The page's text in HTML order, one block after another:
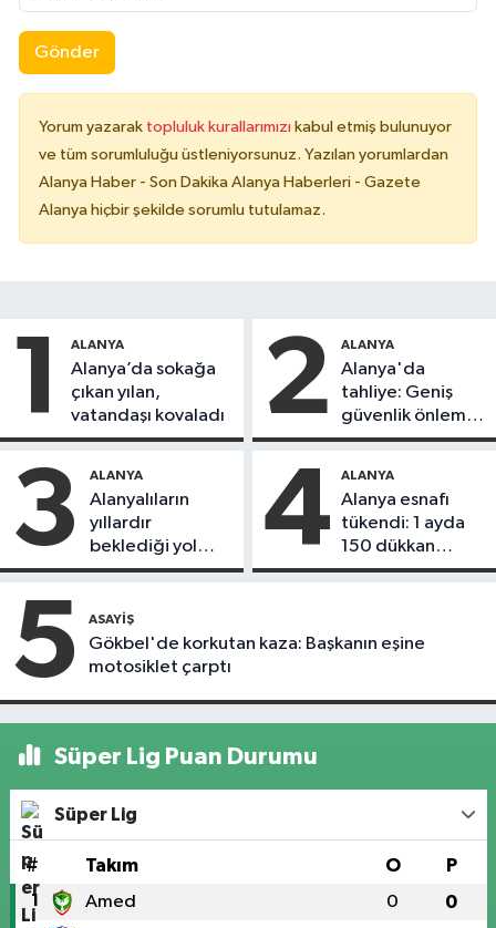
Gönder
Yorum yazarak topluluk kurallarımızı kabul etmiş bulunuyor
ve tüm sorumluluğu üstleniyorsunuz. Yazılan yorumlardan
Alanya Haber - Son Dakika Alanya Haberleri - Gazete
Alanya hiçbir şekilde sorumlu tutulamaz.
1 ALANYA
Alanya’da sokağa
çıkan yılan,
vatandaşı kovaladı
2 ALANYA
Alanya'da
tahliye: Geniş
güvenlik önlemi
alındı
3 ALANYA
Alanyalıların
yıllardır
beklediği yol
askıdan döndü
4 ALANYA
Alanya esnafı
tükendi: 1 ayda
150 dükkan
kapandı
5 ASAYIŞ
Gökbel'de korkutan kaza: Başkanın eşine
motosiklet çarptı
Süper Lig Puan Durumu
Süper Lig
# Takım O P
1 Amed 0 0